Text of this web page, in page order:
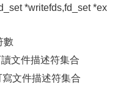
*writefds,fd_set *ex
數
文件描述符集合
文件描述符集合